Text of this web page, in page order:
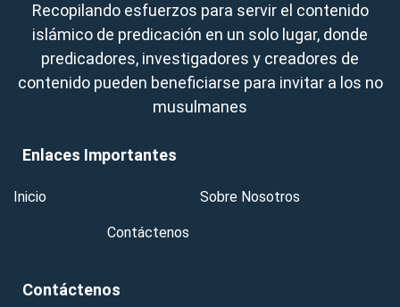
Recopilando esfuerzos para servir el contenido
islámico de predicación en un solo lugar, donde
predicadores, investigadores y creadores de
contenido pueden beneficiarse para invitar a los no
musulmanes
Enlaces Importantes
Inicio Sobre Nosotros
Contáctenos
Contáctenos